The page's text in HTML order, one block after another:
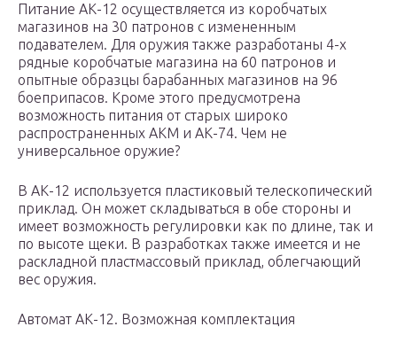
Питание АК-12 осуществляется из коробчатых
магазинов на 30 патронов с измененным
подавателем. Для оружия также разработаны 4-х
рядные коробчатые магазина на 60 патронов и
опытные образцы барабанных магазинов на 96
боеприпасов. Кроме этого предусмотрена
возможность питания от старых широко
распространенных АКМ и АК-74. Чем не
универсальное оружие?
В АК-12 используется пластиковый телескопический
приклад. Он может складываться в обе стороны и
имеет возможность регулировки как по длине, так и
по высоте щеки. В разработках также имеется и не
раскладной пластмассовый приклад, облегчающий
вес оружия.
Автомат АК-12. Возможная комплектация